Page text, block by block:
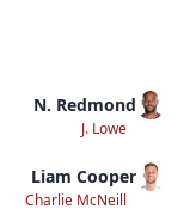
N. Redmond
J. Lowe
Liam Cooper
Charlie McNeill